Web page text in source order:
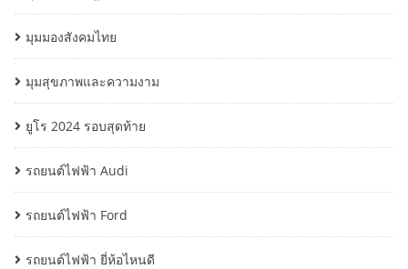
มุมมองสังคมไทย
มุมสุขภาพและความงาม
ยูโร 2024 รอบสุดท้าย
รถยนต์ไฟฟ้า Audi
รถยนต์ไฟฟ้า Ford
รถยนต์ไฟฟ้า ยี่ห้อไหนดี